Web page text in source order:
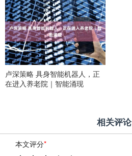
卢深策略 具身智能机器人，正
在进入养老院｜智能涌现
相关评论
本文评分*